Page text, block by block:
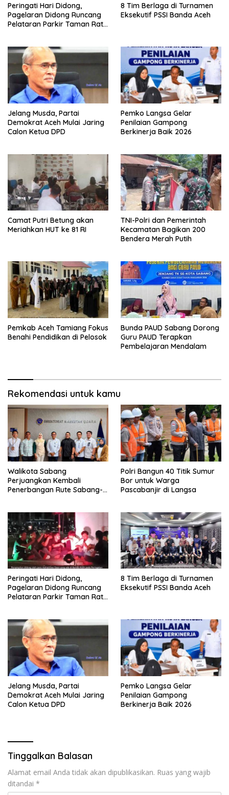
Peringati Hari Didong,
Pagelaran Didong Runcang
Pelataran Parkir Taman Ratu
8 Tim Berlaga di Turnamen
Eksekutif PSSI Banda Aceh
Jelang Musda, Partai
Demokrat Aceh Mulai Jaring
Calon Ketua DPD
Pemko Langsa Gelar
Penilaian Gampong
Berkinerja Baik 2026
Camat Putri Betung akan
Meriahkan HUT ke 81 RI
TNI-Polri dan Pemerintah
Kecamatan Bagikan 200
Bendera Merah Putih
Pemkab Aceh Tamiang Fokus
Benahi Pendidikan di Pelosok
Bunda PAUD Sabang Dorong
Guru PAUD Terapkan
Pembelajaran Mendalam
Rekomendasi untuk kamu
Walikota Sabang
Perjuangkan Kembali
Penerbangan Rute Sabang-
Polri Bangun 40 Titik Sumur
Bor untuk Warga
Pascabanjir di Langsa
Peringati Hari Didong,
Pagelaran Didong Runcang
Pelataran Parkir Taman Ratu
8 Tim Berlaga di Turnamen
Eksekutif PSSI Banda Aceh
Jelang Musda, Partai
Demokrat Aceh Mulai Jaring
Calon Ketua DPD
Pemko Langsa Gelar
Penilaian Gampong
Berkinerja Baik 2026
Tinggalkan Balasan
Alamat email Anda tidak akan dipublikasikan. Ruas yang wajib
ditandai *